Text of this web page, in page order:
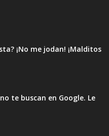
¡No me jodan! ¡Malditos
te buscan en Google. Le